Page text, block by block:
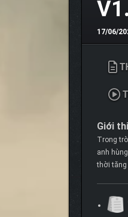
17/06/
Giới
Trong
anh
thời tăng